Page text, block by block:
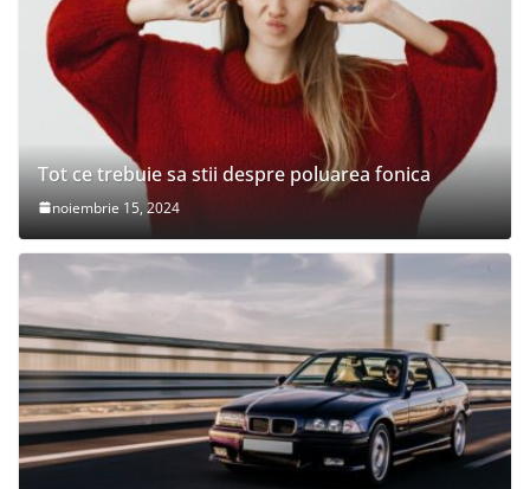
Tot ce trebuie sa stii despre poluarea fonica
noiembrie 15, 2024